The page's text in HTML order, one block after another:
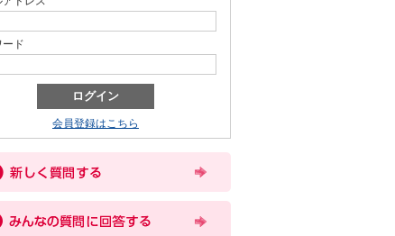
ード
会員登録はこちら